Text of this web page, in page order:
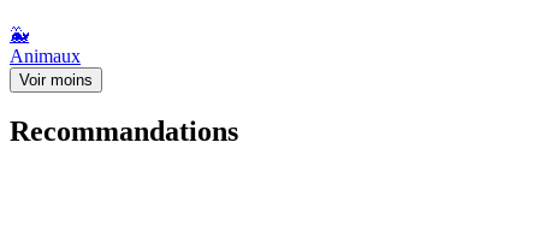
🐳
Animaux
Voir moins
Recommandations